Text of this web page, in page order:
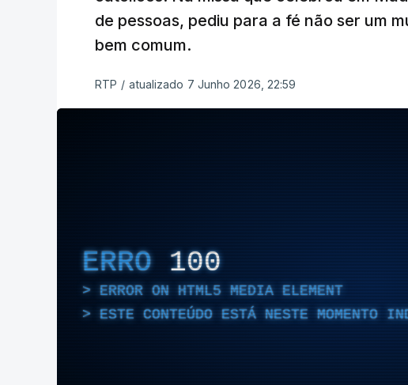
de pessoas, pediu para a fé não ser um
bem comum.
RTP / atualizado 7 Junho 2026, 22:59
ERRO 100
ERROR ON HTML5 MEDIA ELEMENT
ESTE CONTEÚDO ESTÁ NESTE MOMENTO